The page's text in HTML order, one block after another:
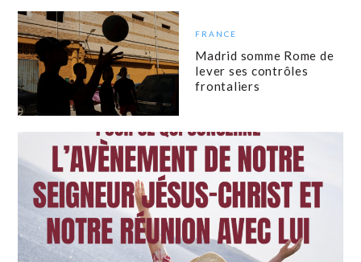
FRANCE
Madrid somme Rome de
lever ses contrôles
frontaliers